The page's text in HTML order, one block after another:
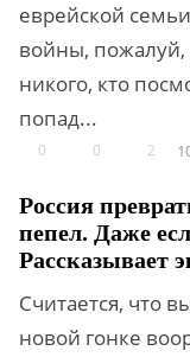
еврейской
войны,
никого, кто
попад...
0 0 2
Россия
пепел. Даже
Рассказывает
Считается, что
новой гонке